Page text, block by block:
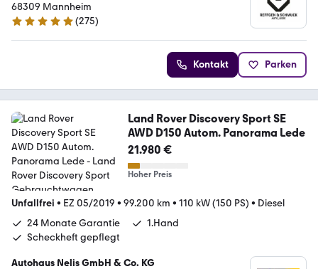
68309 Mannheim
4.8 Sterne
(275)
Kontakt Parken
Land Rover Discovery Sport SE
AWD D150 Autom. Panorama Lede
21.980 €
Hoher Preis
Unfallfrei • EZ 05/2019 • 99.200 km • 110 kW (150 PS) • Diesel
24 Monate Garantie
1.Hand
Scheckheft gepflegt
Autohaus Nelis GmbH & Co. KG